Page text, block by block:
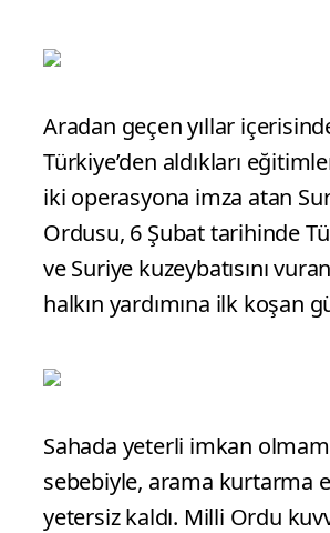
Aradan geçen yıllar
Türkiye’den aldıkları
iki operasyona imza atan
Ordusu, 6 Şubat tarihinde
ve Suriye kuzeybatısını
halkın yardımına ilk koşan
Sahada yeterli imkan
sebebiyle, arama kurtarma
yetersiz kaldı. Milli Ordu